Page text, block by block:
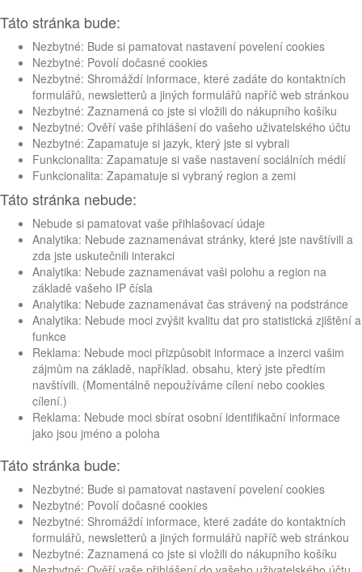
Táto stránka bude:
Nezbytné: Bude si pamatovat nastavení povelení cookies
Nezbytné: Povolí dočasné cookies
Nezbytné: Shromáždí informace, které zadáte do kontaktních
formulářů, newsletterů a jiných formulářů napříč web stránkou
Nezbytné: Zaznamená co jste si vložili do nákupního košíku
Nezbytné: Ověří vaše přihlášení do vašeho uživatelského účtu
Nezbytné: Zapamatuje si jazyk, který jste si vybrali
Funkcionalita: Zapamatuje si vaše nastavení sociálních médií
Funkcionalita: Zapamatuje si vybraný region a zemi
Táto stránka nebude:
Nebude si pamatovat vaše přihlašovací údaje
Analytika: Nebude zaznamenávat stránky, které jste navštívili a
zda jste uskutečnili interakci
Analytika: Nebude zaznamenávat vaši polohu a region na
základě vašeho IP čísla
Analytika: Nebude zaznamenávat čas strávený na podstránce
Analytika: Nebude moci zvýšit kvalitu dat pro statistická zjištění a
funkce
Reklama: Nebude moci přizpůsobit informace a inzerci vašim
zájmům na základě, například. obsahu, který jste předtím
navštívili. (Momentálně nepoužíváme cílení nebo cookies
cílení.)
Reklama: Nebude moci sbírat osobní identifikační informace
jako jsou jméno a poloha
Táto stránka bude:
Nezbytné: Bude si pamatovat nastavení povelení cookies
Nezbytné: Povolí dočasné cookies
Nezbytné: Shromáždí informace, které zadáte do kontaktních
formulářů, newsletterů a jiných formulářů napříč web stránkou
Nezbytné: Zaznamená co jste si vložili do nákupního košíku